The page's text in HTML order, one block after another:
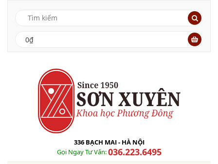
0₫
336 BẠCH MAI - HÀ NỘI
Gọi Ngay Tư Vấn:036.223.6495